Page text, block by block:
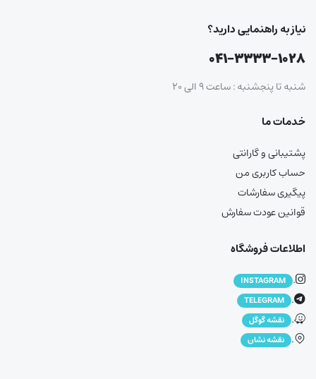
نیاز به راهنمایی دارید؟
۰۴۱-۳۳۳۳-۱۰۲۸
شنبه تا پنجشنبه : ساعت ۹ الی ۲۰
خدمات ما
پشتیبانی و گارانتی
حساب کاربری من
پیگیری سفارشات
قوانین عودت سفارش
اطلاعات فروشگاه
.
INSTAGRAM
.
TELEGRAM
. نقشه گوگل
. نقشه نشان